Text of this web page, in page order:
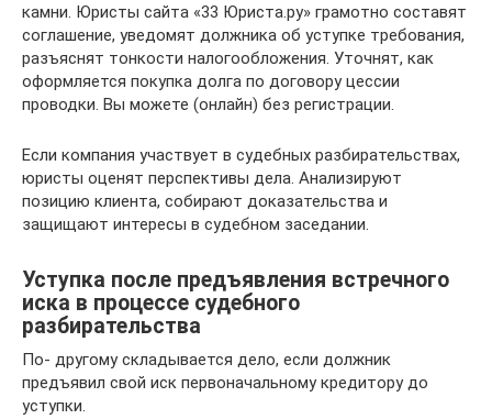
камни. Юристы сайта «33 Юриста.ру» грамотно составят
соглашение, уведомят должника об уступке требования,
разъяснят тонкости налогообложения. Уточнят, как
оформляется покупка долга по договору цессии
проводки. Вы можете (онлайн) без регистрации.
Если компания участвует в судебных разбирательствах,
юристы оценят перспективы дела. Анализируют
позицию клиента, собирают доказательства и
защищают интересы в судебном заседании.
Уступка после предъявления встречного
иска в процессе судебного
разбирательства
По- другому складывается дело, если должник
предъявил свой иск первоначальному кредитору до
уступки.